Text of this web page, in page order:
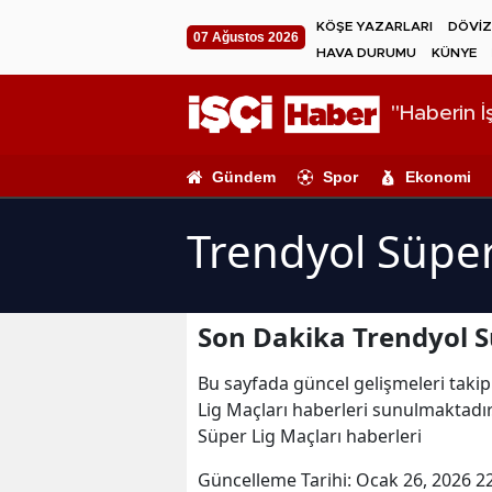
07 Ağustos 2026
KÖŞE YAZARLARI
HAVA DURUMU
KÜNYE
"Haberin
Gündem Spor Ekonomi
Trendyol
Son Dakika Trendyol
Bu sayfada güncel gelişmeleri
Lig Maçları haberleri
Süper Lig Maçları haberleri
Güncelleme Tarihi: Ocak 26, 2026